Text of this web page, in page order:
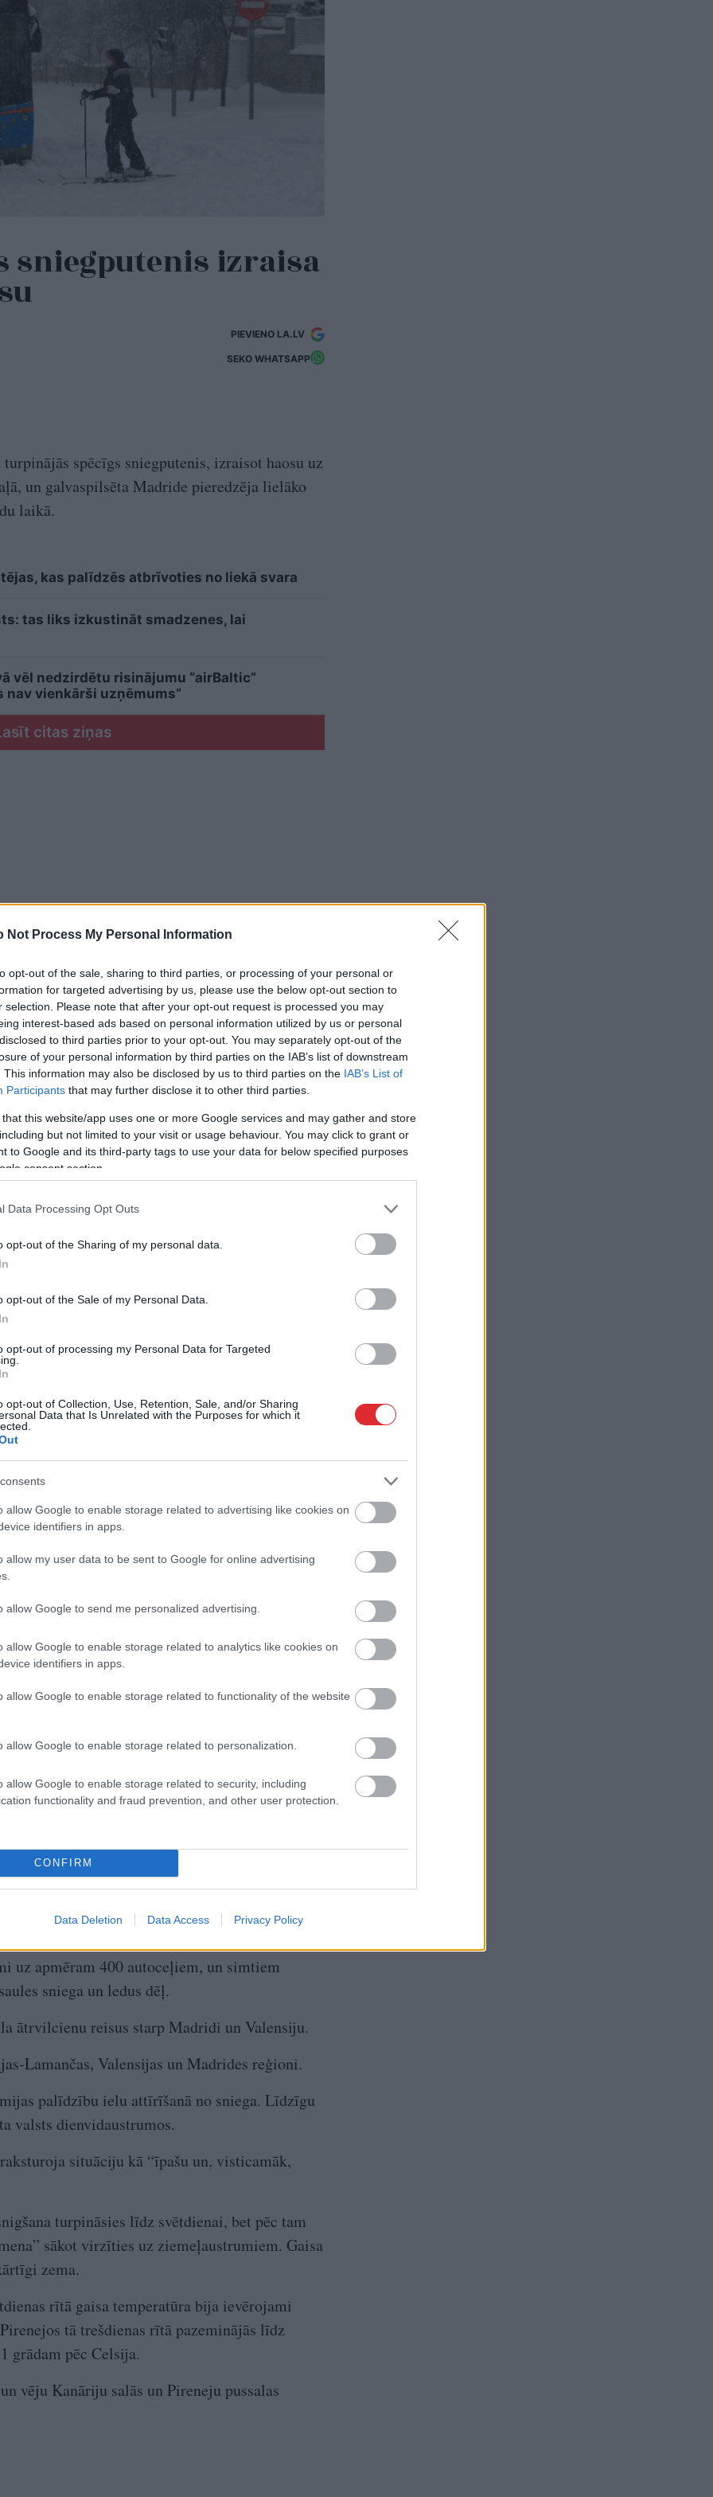
Not Process My Personal Information
opt-out of the sale, sharing to third parties, or processing of your personal or
for targeted advertising by us, please use the below opt-out section to
selection. Please note that after your opt-out request is processed you may
interest-based ads based on personal information utilized by us or personal
to third parties prior to your opt-out. You may separately opt-out of the
of your personal information by third parties on the IAB’s list of downstream
This information may also be disclosed by us to third parties on the IAB’s List of
Participants that may further disclose it to other third parties.
that this website/app uses one or more Google services and may gather and store
but not limited to your visit or usage behaviour. You may click to grant or
to Google and its third-party tags to use your data for below specified purposes
consent section.
Data Processing Opt Outs
opt-out of the Sharing of my personal data.
opt-out of the Sale of my Personal Data.
opt-out of processing my Personal Data for Targeted
opt-out of Collection, Use, Retention, Sale, and/or Sharing
Data that Is Unrelated with the Purposes for which it
allow Google to enable storage related to advertising like cookies on
identifiers in apps.
allow my user data to be sent to Google for online advertising
allow Google to send me personalized advertising.
allow Google to enable storage related to analytics like cookies on
identifiers in apps.
allow Google to enable storage related to functionality of the website
allow Google to enable storage related to personalization.
allow Google to enable storage related to security, including
functionality and fraud prevention, and other user protection.
CONFIRM
Data Deletion Data Access Privacy Policy
sniegputenis izraisa
PIEVIENO LA.LV
SEKO WHATSAPP
spēcīgs sniegputenis, izraisot haosu uz
un galvaspilsēta Madride pieredzēja lielāko
laikā.
kas palīdzēs atbrīvoties no liekā svara
tas liks izkustināt smadzenes, lai
vēl nedzirdētu risinājumu “airBaltic”
nav vienkārši uzņēmums”
citas ziņas
laikapstākļu dēļ daudzus rajonus klāja bieza
četri cilvēki, sestdien pavēstīja
ciemos!” Putina
laikā Sibīrijā
veda desmitiem
starptautiskas
noziedzīgas grupas
Madrides reģiona ziemeļrietumos, bet otrs
amatpersonas.
dienvidos, kad viņu automašīnu aizskalojuši
mitētos, Madrides Barahasas lidosta
reisus, līdz uzlabosies redzamība. Lidosta arī
iespējami drīz atsāktu savas operācijas.
uz apmēram 400 autoceļiem, un simtiem
sniega un ledus dēļ.
ātrvilcienu reisus starp Madridi un Valensiju.
Lamančas, Valensijas un Madrides reģioni.
palīdzību ielu attīrīšanā no sniega. Līdzīgu
valsts dienvidaustrumos.
situāciju kā “īpašu un, visticamāk,
turpināsies līdz svētdienai, bet pēc tam
sākot virzīties uz ziemeļaustrumiem. Gaisa
zema.
rītā gaisa temperatūra bija ievērojami
tā trešdienas rītā pazeminājās līdz
grādam pēc Celsija.
vēju Kanāriju salās un Pireneju pussalas